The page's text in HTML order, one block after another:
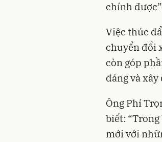
chính
Việc thúc
chuyển đổi
còn góp
đáng và
Ông Phí
biết:
mới với